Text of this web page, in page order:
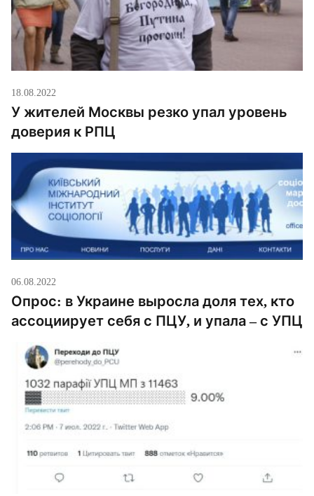
18.08.2022
У жителей Москвы резко упал уровень
доверия к РПЦ
06.08.2022
Опрос: в Украине выросла доля тех, кто
ассоциирует себя с ПЦУ, и упала – с УПЦ